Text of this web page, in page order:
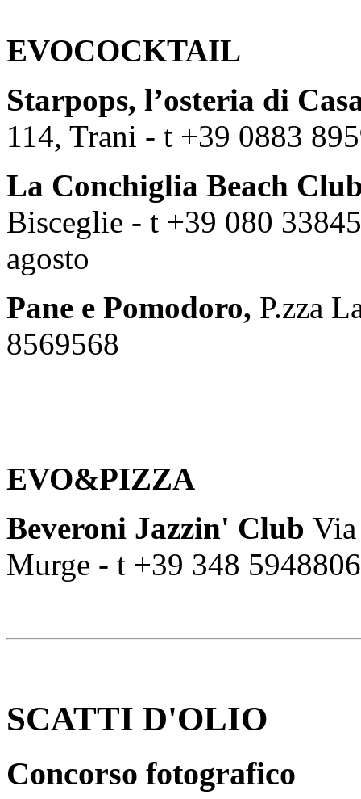
EVOCOCKTAIL
Starpops, l’osteria di
114, Trani - t +39 0883
La Conchiglia Beach
Bisceglie - t +39 080
agosto
Pane e Pomodoro, P.zza
8569568
EVO&PIZZA
Beveroni Jazzin' Club
Murge - t +39 348 5948806
SCATTI D'OLIO
Concorso fotografico